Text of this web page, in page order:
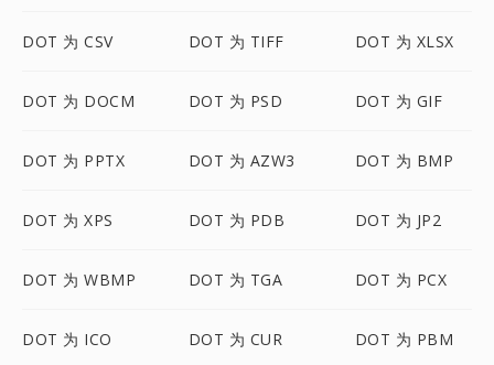
DOT 为 CSV DOT 为 TIFF DOT 为 XLSX
DOT 为 DOCM DOT 为 PSD DOT 为 GIF
DOT 为 PPTX DOT 为 AZW3 DOT 为 BMP
DOT 为 XPS DOT 为 PDB DOT 为 JP2
DOT 为 WBMP DOT 为 TGA DOT 为 PCX
DOT 为 ICO DOT 为 CUR DOT 为 PBM